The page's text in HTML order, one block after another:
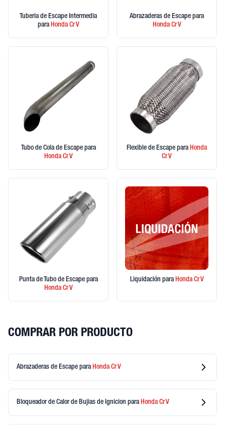
Tuberia de Escape Intermedia
paraHondaCr V
Abrazaderas de Escape para
HondaCr V
Tubo de Cola de Escape para
HondaCr V
Flexible de Escape paraHonda
Cr V
Punta de Tubo de Escape para
HondaCr V
Liquidación paraHondaCr V
COMPRAR POR PRODUCTO
Abrazaderas de Escape para HondaCr V
Bloqueador de Calor de Bujias de Ignicion para HondaCr V